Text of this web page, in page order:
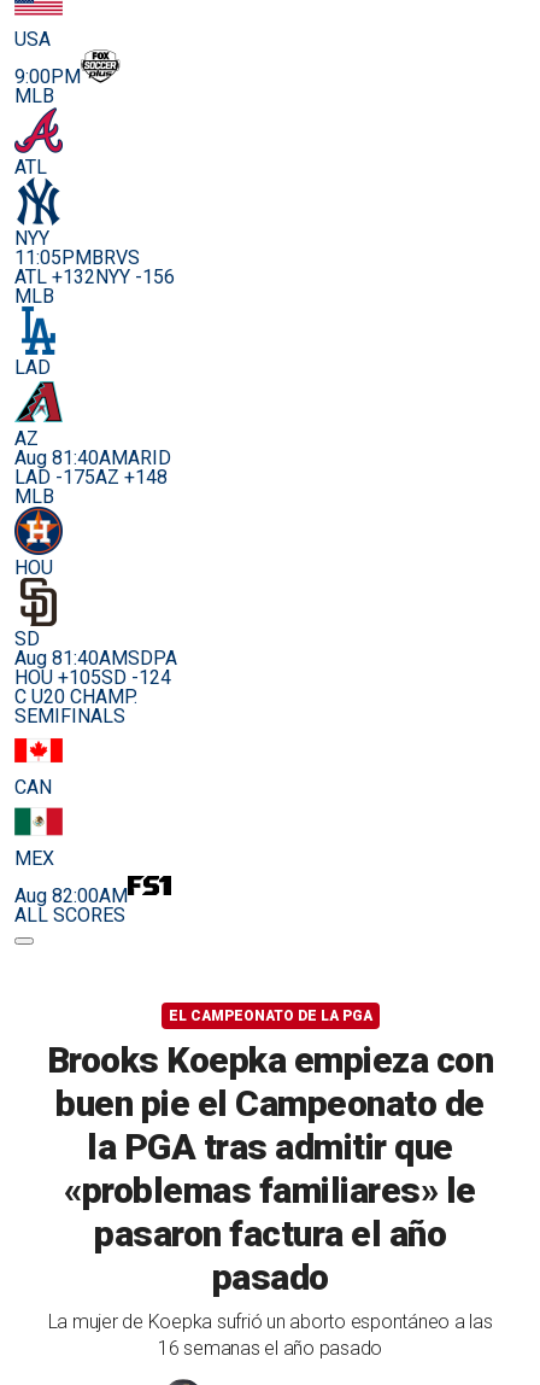
USA
9:00PM
MLB
ATL
NYY
11:05PMBRVS
ATL +132NYY -156
MLB
LAD
AZ
Aug 81:40AMARID
LAD -175AZ +148
MLB
HOU
SD
Aug 81:40AMSDPA
HOU +105SD -124
C U20 CHAMP.
SEMIFINALS
CAN
MEX
Aug 82:00AM
ALL SCORES
EL CAMPEONATO DE LA PGA
Brooks Koepka empieza con
buen pie el Campeonato de
la PGA tras admitir que
«problemas familiares» le
pasaron factura el año
pasado
La mujer de Koepka sufrió un aborto espontáneo a las
16 semanas el año pasado